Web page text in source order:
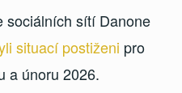
sociálních sítí Danone
situací postiženi pro
a únoru 2026.